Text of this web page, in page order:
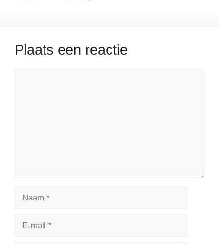
Plaats een reactie